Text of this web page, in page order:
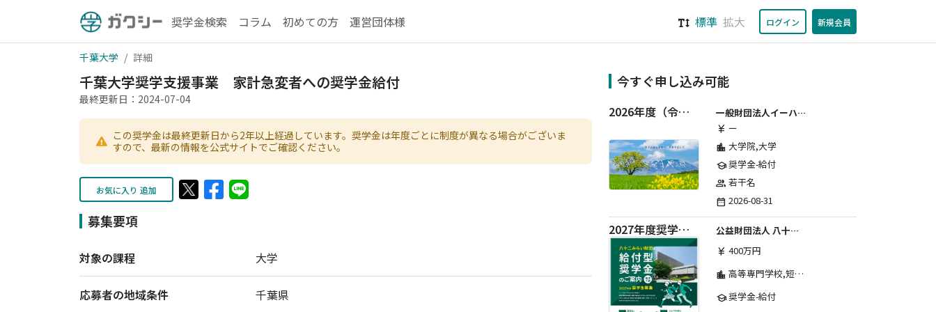
奨学金検索 コラム 初めての方 運営団体様 標準 拡大 ログイン 新規会員
千葉大学 詳細
千葉大学奨学支援事業 家計急変者への奨学金給付
最終更新日：2024-07-04
この奨学金は最終更新日から2年以上経過しています。奨学金は年度ごとに制度が異なる場合がございま
すので、最新の情報を公式サイトでご確認ください。
お気に入り 追加
募集要項
対象の課程 大学
応募者の地域条件 千葉県
今すぐ申し込み可能
2026年度（令和8年度）第２期 一般財団法人イーハトーブ育英会奨学生募集（給付型） 日本国内及び海外の大学・大学院に自宅外通学をする学生に生活費の一部(家賃半額相当)を給付【岩手県が本籍地の大学生または大学院生対象】
一般財団法人イーハトーブ育英会
currency_yen ー
location_city 大学院,大学
school奨学金-給付
group 若干名
date_range 2026-08-31
2027年度奨学生募集要項
公益財団法人 八十二みらい財団
currency_yen 400万円
location_city 高等専門学校,短期大学,専修学校,大学
school奨学金-給付